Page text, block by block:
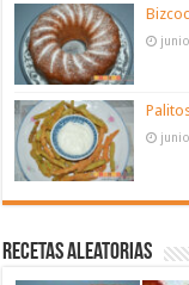
Recetas aleatorias